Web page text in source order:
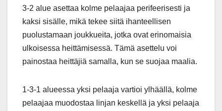
3-2 alue asettaa kolme pelaajaa perifeerisesti ja
kaksi sisälle, mikä tekee siitä ihanteellisen
puolustamaan joukkueita, jotka ovat erinomaisia
ulkoisessa heittämisessä. Tämä asettelu voi
painostaa heittäjiä samalla, kun se suojaa maalia.
1-3-1 alueessa yksi pelaaja vartioi ylhäällä, kolme
pelaajaa muodostaa linjan keskellä ja yksi pelaaja